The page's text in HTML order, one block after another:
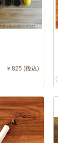
￥825 (税込)